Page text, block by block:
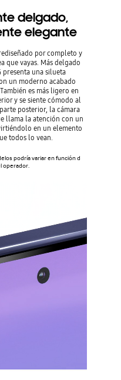
delgado,
elegante
por completo y
que vayas. Más delgado
presenta una silueta
un moderno acabado
es más ligero en
y se siente cómodo al
posterior, la cámara
llama la atención con un
en un elemento
todos lo vean.
podría variar en función d
operador.